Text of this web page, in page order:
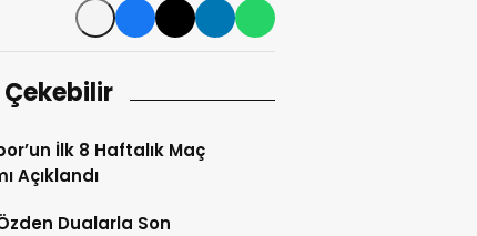
İlk 8 Haftalık Maç
Açıklandı
Dualarla Son